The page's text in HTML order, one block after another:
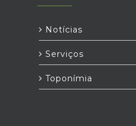
Notícias
Serviços
Toponímia